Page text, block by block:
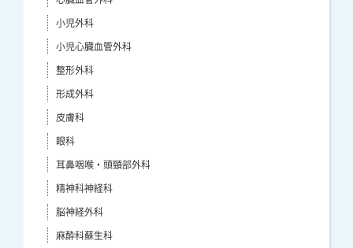
小児外科
小児心臓血管外科
整形外科
形成外科
皮膚科
眼科
耳鼻咽喉・頭頸部外科
精神科神経科
脳神経外科
麻酔科蘇生科